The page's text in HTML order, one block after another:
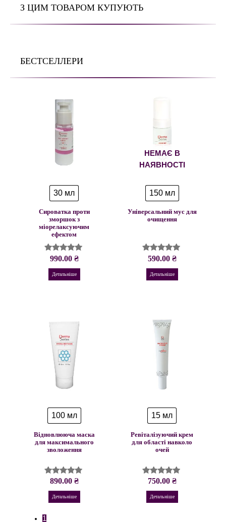
З ЦИМ ТОВАРОМ КУПУЮТЬ
БЕСТСЕЛЛЕРИ
30 мл
Сироватка проти
зморшок з
міорелаксуючим
ефектом
Оцінено в
з 5
990.00 ₴
Детальніше
НЕМАЄ В
НАЯВНОСТІ
150 мл
Універсальний мус для
очищення
Оцінено в
з 5
590.00 ₴
Детальніше
100 мл
Відновлююча маска
для максимального
зволоження
Оцінено в
з 5
890.00 ₴
Детальніше
15 мл
Ревіталізуючий крем
для області навколо
очей
Оцінено в
з 5
750.00 ₴
Детальніше
1